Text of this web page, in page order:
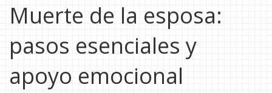
Muerte de la esposa:
pasos esenciales y
apoyo emocional